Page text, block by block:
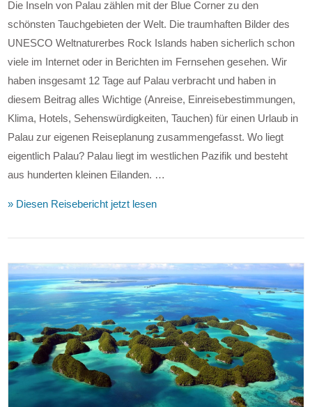
Die Inseln von Palau zählen mit der Blue Corner zu den
schönsten Tauchgebieten der Welt. Die traumhaften Bilder des
UNESCO Weltnaturerbes Rock Islands haben sicherlich schon
viele im Internet oder in Berichten im Fernsehen gesehen. Wir
haben insgesamt 12 Tage auf Palau verbracht und haben in
diesem Beitrag alles Wichtige (Anreise, Einreisebestimmungen,
Klima, Hotels, Sehenswürdigkeiten, Tauchen) für einen Urlaub in
Palau zur eigenen Reiseplanung zusammengefasst. Wo liegt
eigentlich Palau? Palau liegt im westlichen Pazifik und besteht
aus hunderten kleinen Eilanden. …
» Diesen Reisebericht jetzt lesen